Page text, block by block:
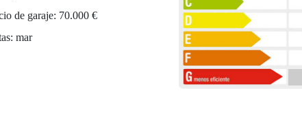
de garaje: 70.000 €
mar